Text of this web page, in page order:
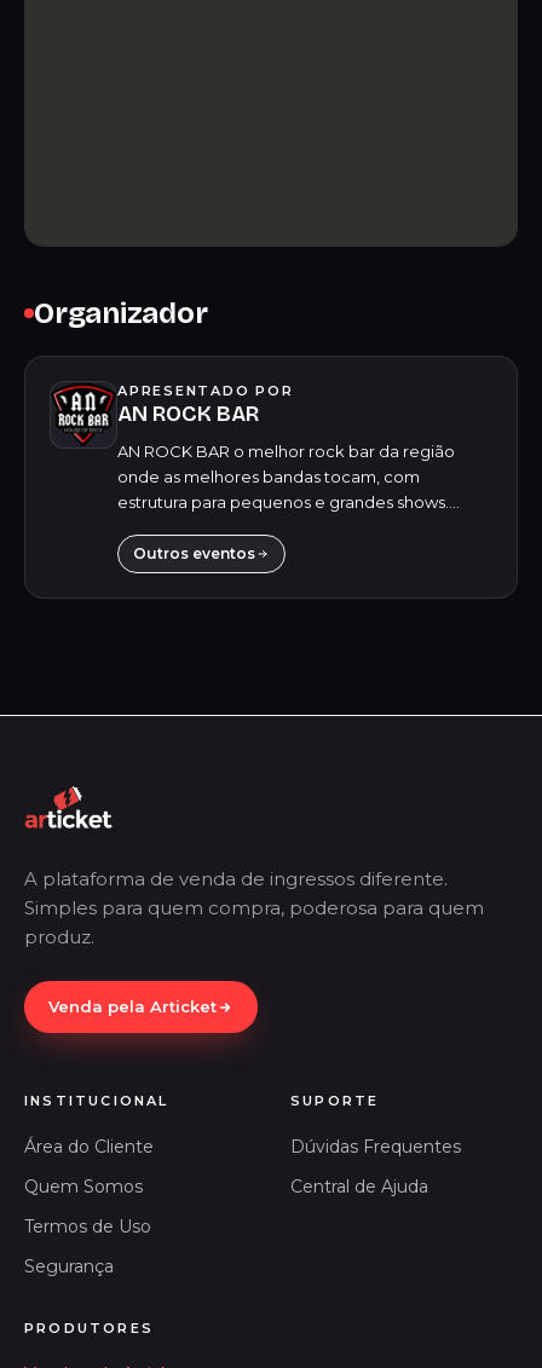
Organizador
APRESENTADO POR
AN ROCK BAR
AN ROCK BAR o melhor rock bar da região
onde as melhores bandas tocam, com
estrutura para pequenos e grandes shows.
publico você encontra aqui!!! Venha você sua
familia curtir...
Outros eventos
A plataforma de venda de ingressos diferente.
Simples para quem compra, poderosa para quem
produz.
Venda pela Articket
INSTITUCIONAL
Área do Cliente
Quem Somos
Termos de Uso
Segurança
SUPORTE
Dúvidas Frequentes
Central de Ajuda
PRODUTORES